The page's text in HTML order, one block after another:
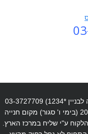
שעות פעילות : ימים א-ה בשעות 11:30 - 20:00 (בימי ו' סגור) מקום חנייה